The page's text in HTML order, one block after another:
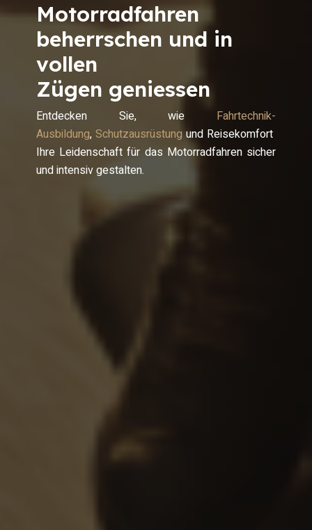
Motorradfahren
beherrschen und in
vollen
Zügen geniessen
Entdecken Sie, wie Fahrtechnik-
Ausbildung, Schutzausrüstungund Reisekomfort
Ihre Leidenschaft für das Motorradfahren sicher
und intensiv gestalten.